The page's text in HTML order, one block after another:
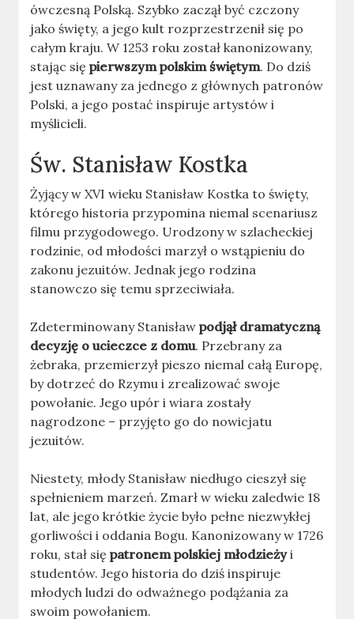
ówczesną Polską. Szybko zaczął być czczony
jako święty, a jego kult rozprzestrzenił się po
całym kraju. W 1253 roku został kanonizowany,
stając siępierwszym polskim świętym. Do dziś
jest uznawany za jednego z głównych patronów
Polski, a jego postać inspiruje artystów i
myślicieli.
Św. Stanisław Kostka
Żyjący w XVI wieku Stanisław Kostka to święty,
którego historia przypomina niemal scenariusz
filmu przygodowego. Urodzony w szlacheckiej
rodzinie, od młodości marzył o wstąpieniu do
zakonu jezuitów. Jednak jego rodzina
stanowczo się temu sprzeciwiała.
Zdeterminowany Stanisławpodjął dramatyczną
decyzję o ucieczce z domu. Przebrany za
żebraka, przemierzył pieszo niemal całą Europę,
by dotrzeć do Rzymu i zrealizować swoje
powołanie. Jego upór i wiara zostały
nagrodzone – przyjęto go do nowicjatu
jezuitów.
Niestety, młody Stanisław niedługo cieszył się
spełnieniem marzeń. Zmarł w wieku zaledwie 18
lat, ale jego krótkie życie było pełne niezwykłej
gorliwości i oddania Bogu. Kanonizowany w 1726
roku, stał siępatronem polskiej młodzieżyi
studentów. Jego historia do dziś inspiruje
młodych ludzi do odważnego podążania za
swoim powołaniem.